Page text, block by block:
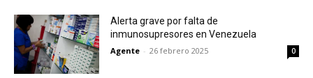
Alerta grave por falta de
inmunosupresores en Venezuela
Agente - 26 febrero 2025 0